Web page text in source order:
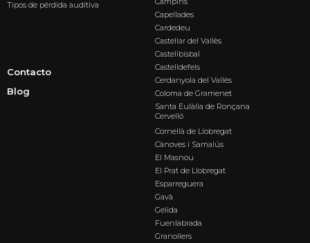
Tipos de pérdida auditiva
Contacto
Blog
Capellades
Cardedeu
Castellar del Vallès
Castellbisbal
Castelldefels
Cerdanyola del Vallès
Coloma de Gramenet
Santa Eulàlia de Ronçana
Cervelló
Cornellà de Llobregat
Cànoves i Samalús
El Masnou
El Prat de Llobregat
Esparreguera
Gavà
Gelida
Fuenlabrada
Granollers